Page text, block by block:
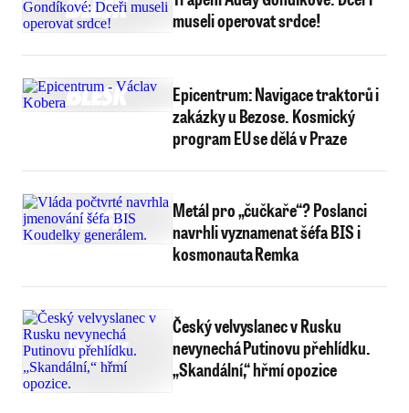
museli operovat srdce!
Epicentrum: Navigace traktorů i
zakázky u Bezose. Kosmický
program EU se dělá v Praze
Metál pro „čučkaře“? Poslanci
navrhli vyznamenat šéfa BIS i
kosmonauta Remka
Český velvyslanec v Rusku
nevynechá Putinovu přehlídku.
„Skandální,“ hřmí opozice